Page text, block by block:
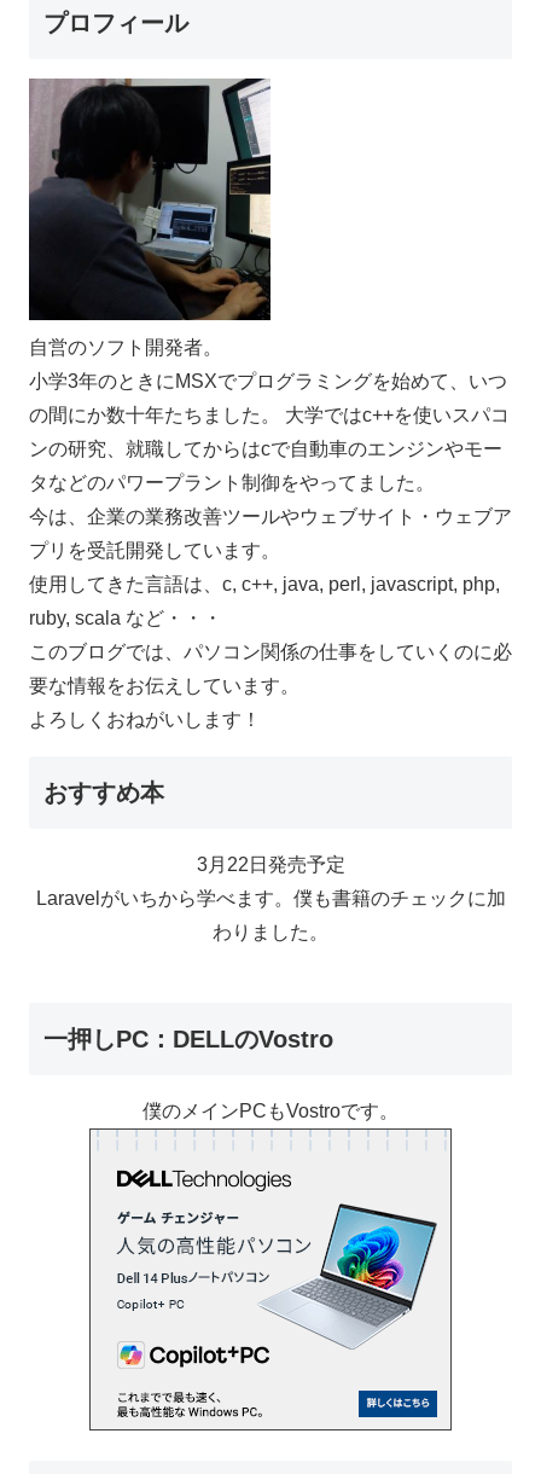
プロフィール
自営のソフト開発者。
小学3年のときにMSXでプログラミングを始めて、いつ
の間にか数十年たちました。 大学ではc++を使いスパコ
ンの研究、就職してからはcで自動車のエンジンやモー
タなどのパワープラント制御をやってました。
今は、企業の業務改善ツールやウェブサイト・ウェブア
プリを受託開発しています。
使用してきた言語は、c, c++, java, perl, javascript, php,
ruby, scala など・・・
このブログでは、パソコン関係の仕事をしていくのに必
要な情報をお伝えしています。
よろしくおねがいします！
おすすめ本
3月22日発売予定
Laravelがいちから学べます。僕も書籍のチェックに加
わりました。
一押しPC：DELLのVostro
僕のメインPCもVostroです。